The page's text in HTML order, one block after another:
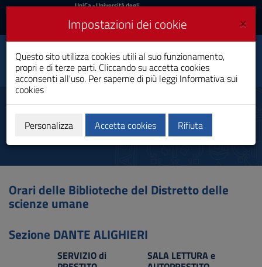
Vai
al
navigazione
sito
al
Footer
UniCa
Accedi
UniCa- Università degli
Accedi UniCA News
Toggle
navigation
Sistema Bibliotecario
d'Ateneo
Orari
Orari delle Biblioteche del Distretto delle
scienze umane
Sezione DANTE ALIGHIERI
SERVIZIO di SALA LETTURA e
×
Impostazioni dei cookie
Questo sito utilizza cookies utili al suo funzionamento,
propri e di terze parti. Cliccando su accetta cookies
acconsenti all'uso. Per saperne di più leggi Informativa sui
cookies
Personalizza Accetta cookies Rifiuta